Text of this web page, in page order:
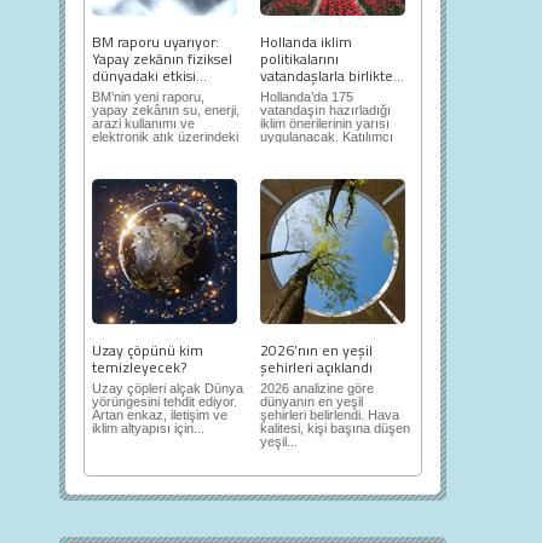
BM raporu uyarıyor:
Yapay zekânın fiziksel
dünyadaki etkisi...
BM’nin yeni raporu,
yapay zekânın su, enerji,
arazi kullanımı ve
elektronik atık üzerindeki
Hollanda iklim
politikalarını
vatandaşlarla birlikte...
Hollanda’da 175
vatandaşın hazırladığı
iklim önerilerinin yarısı
uygulanacak. Katılımcı
Uzay çöpünü kim
temizleyecek?
Uzay çöpleri alçak Dünya
yörüngesini tehdit ediyor.
Artan enkaz, iletişim ve
iklim altyapısı için...
2026’nın en yeşil
şehirleri açıklandı
2026 analizine göre
dünyanın en yeşil
şehirleri belirlendi. Hava
kalitesi, kişi başına düşen
yeşil...